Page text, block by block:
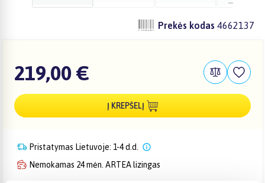
Prekės kodas 4662137
219,00 €
Į KREPŠELĮ
Pristatymas Lietuvoje: 1-4 d.d.
Nemokamas 24 mėn. ARTEA lizingas